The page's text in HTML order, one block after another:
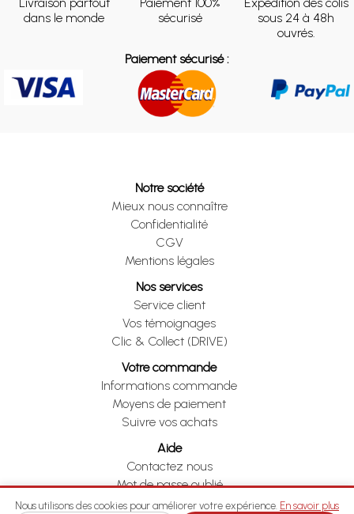
dans le monde
sécurisé
sous 24 à 48h
ouvrés.
Paiement sécurisé :
Notre société
Mieux nous connaître
Confidentialité
CGV
Mentions légales
Nos services
Service client
Vos témoignages
Clic & Collect (DRIVE)
Votre commande
Informations commande
Moyens de paiement
Suivre vos achats
Aide
Contactez nous
Mot de passe oublié
Je me rétracte
Nous utilisons des cookies pour améliorer votre expérience. En savoir plus